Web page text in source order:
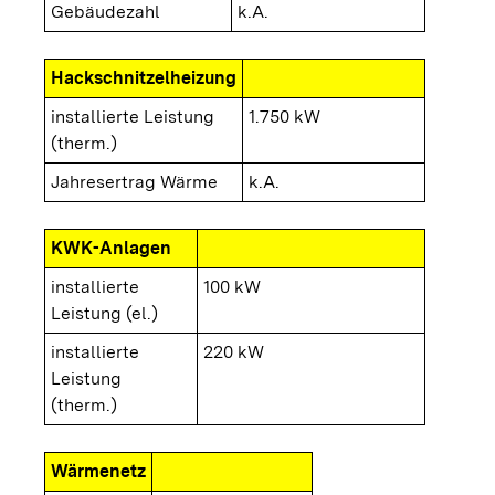
Gebäudezahl
k.A.
Hackschnitzelheizung
installierte Leistung
(therm.)
1.750 kW
Jahresertrag Wärme k.A.
KWK-Anlagen
installierte
Leistung (el.)
100 kW
installierte
Leistung
(therm.)
220 kW
Wärmenetz